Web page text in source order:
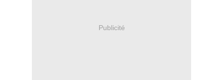
Publicité